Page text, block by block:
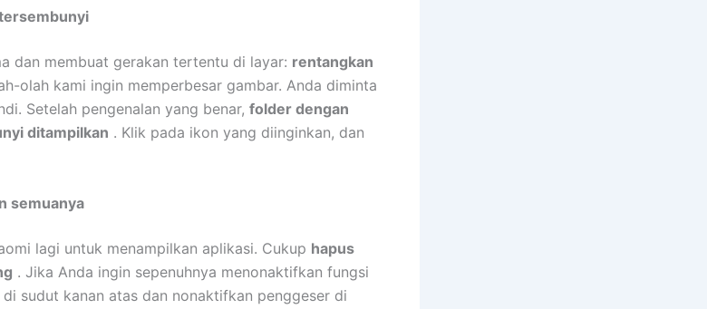
dan membuat gerakan tertentu di layar: rentangkan
olah kami ingin memperbesar gambar. Anda diminta
Setelah pengenalan yang benar, folder dengan
ditampilkan . Klik pada ikon yang diinginkan, dan
semuanya
lagi untuk menampilkan aplikasi. Cukup hapus
. Jika Anda ingin sepenuhnya menonaktifkan fungsi
sudut kanan atas dan nonaktifkan penggeser di